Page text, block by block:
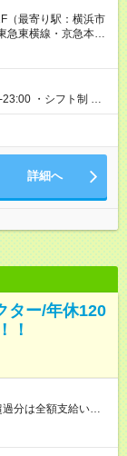
時要件は同条件）
代：30代
か月＋賞与） 備
開発へ貢献 ■OL
円（＝基本給×12か
事業への貢献手当
は本採用時と同じ
（最寄り駅：横浜市
急東横線・京急本
い線「元町・中華
から徒歩1分＊全国
の募集です）
・シフト制 ※週
間）
詳細へ
ター/年休120
！
分は全額支給いたし
業時間 30時間／月
分は全額支給しま